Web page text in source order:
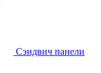
Сэндвич панели